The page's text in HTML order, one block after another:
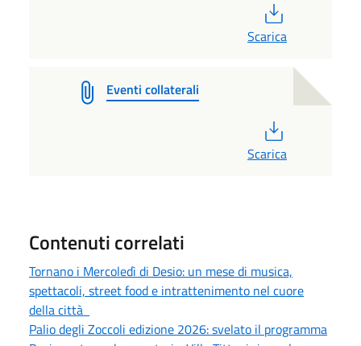
Scarica
Eventi collaterali
Scarica
Contenuti correlati
Tornano i Mercoledì di Desio: un mese di musica,
spettacoli, street food e intrattenimento nel cuore
della città
Palio degli Zoccoli edizione 2026: svelato il programma